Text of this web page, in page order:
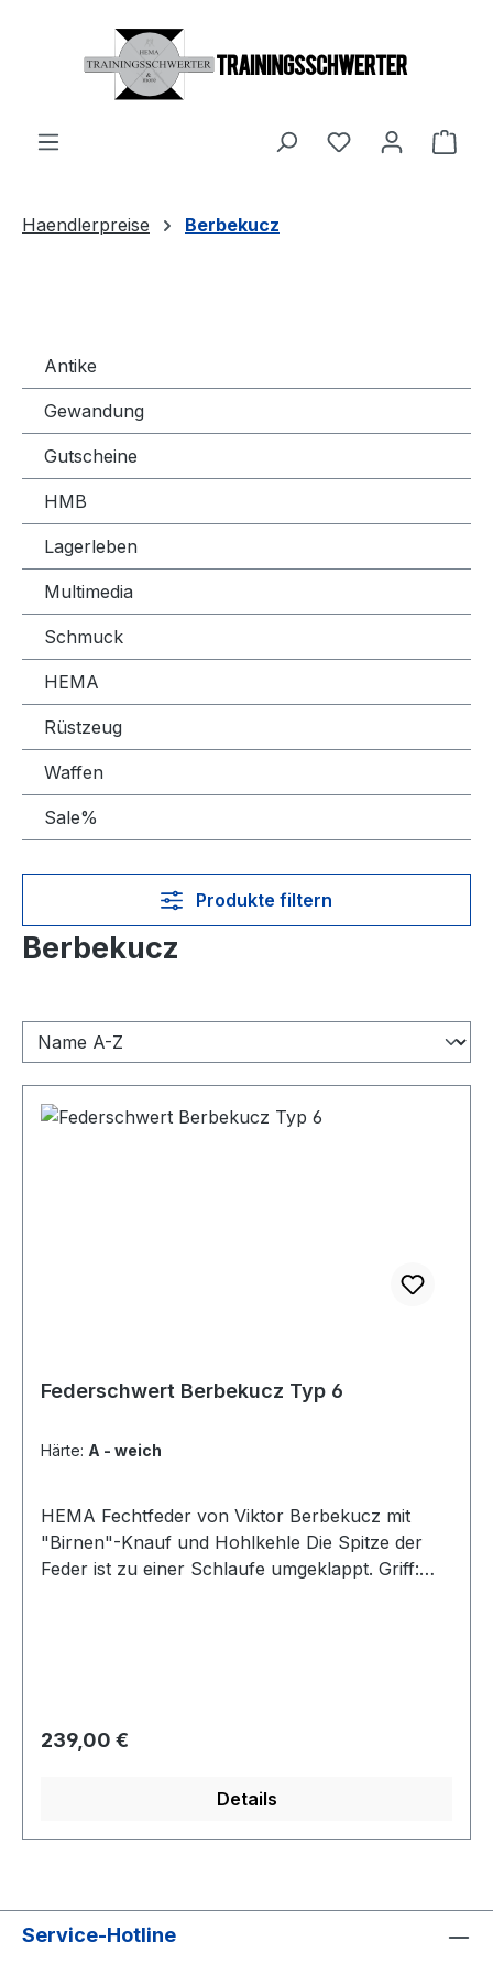
Zum Hauptinhalt springen
Du hast 0
Haendlerpreise Berbekucz
Antike
Gewandung
Gutscheine
HMB
Lagerleben
Multimedia
Schmuck
HEMA
Rüstzeug
Waffen
Sale%
Produkte filtern
Berbekucz
Federschwert Berbekucz Typ 6
Härte: A - weich
HEMA Fechtfeder von Viktor Berbekucz mit
"Birnen"-Knauf und Hohlkehle Die Spitze der
Feder ist zu einer Schlaufe umgeklappt. Griff:
Gewicht: 1500 g Sicherheitshinweis:- Das
Produkt kann scharfe Schnittkanten aufweisen.
kann zu Verletzungen führen.
Regulärer Preis:
239,00 €
Details
Service-Hotline